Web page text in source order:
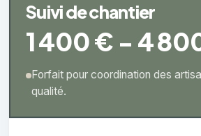
Suivi de chantier
1 400 € - 4
Forfait pour coordination des
qualité.